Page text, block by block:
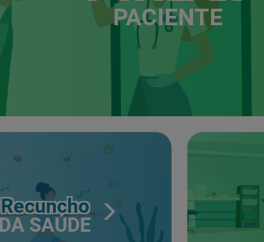
PACIENTE
Recuncho
DA SAÚDE